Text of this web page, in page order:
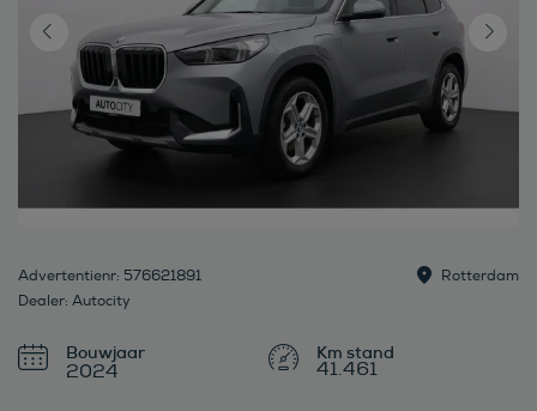
Advertentienr: 576621891
Dealer: Autocity
Rotterdam
Bouwjaar
2024 41.461